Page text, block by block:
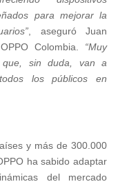
para mejorar la
, aseguró Juan
Colombia. “Muy
que, sin duda, van a
los públicos en
y más de 300.000
ha sabido adaptar
del mercado